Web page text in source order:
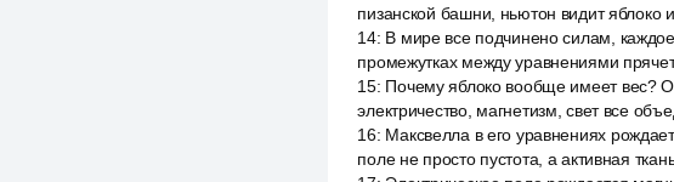
пизанской башни, ньютон видит яблоко
14: В мире все подчинено силам,
промежутках между уравнениями
15: Почему яблоко вообще имеет вес?
электричество, магнетизм, свет все
16: Максвелла в его уравнениях
поле не просто пустота, а активная